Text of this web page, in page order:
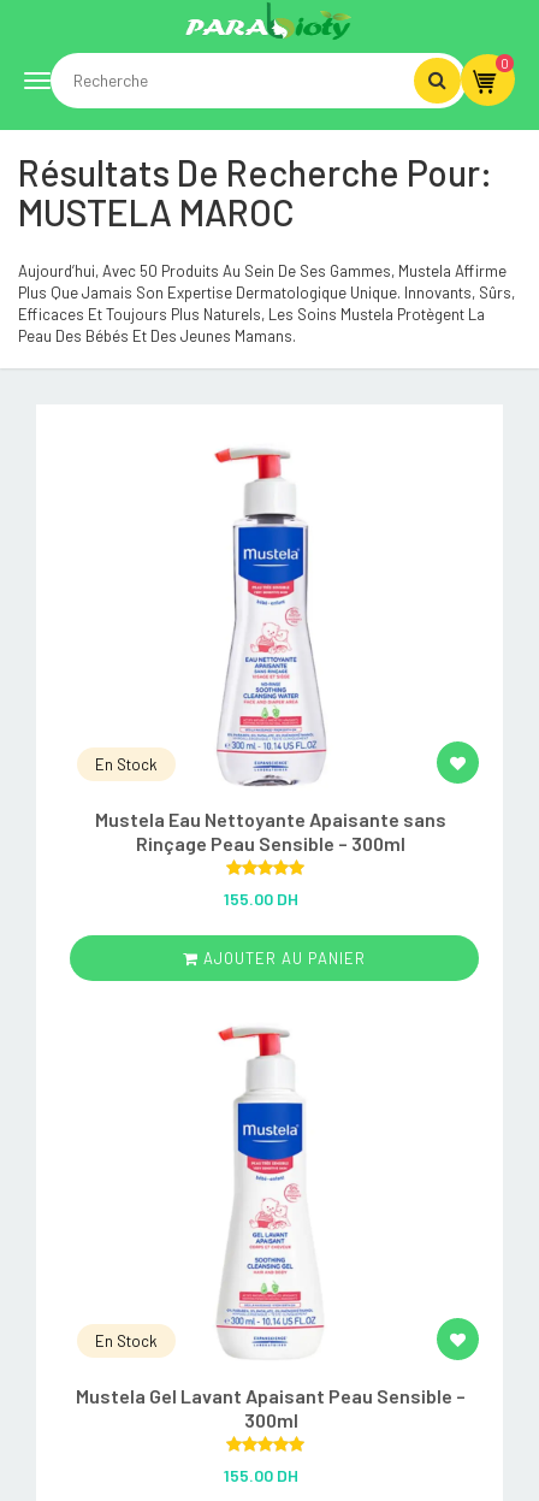
Toggle
navigation
0
Résultats De Recherche Pour:
MUSTELA MAROC
Aujourd’hui, Avec 50 Produits Au Sein De Ses Gammes, Mustela Affirme
Plus Que Jamais Son Expertise Dermatologique Unique. Innovants, Sûrs,
Efficaces Et Toujours Plus Naturels, Les Soins Mustela Protègent La
Peau Des Bébés Et Des Jeunes Mamans.
En Stock
Mustela Eau Nettoyante Apaisante sans
Rinçage Peau Sensible – 300ml
out of 5
155.00 DH
AJOUTER AU PANIER
En Stock
Mustela Gel Lavant Apaisant Peau Sensible –
300ml
out of 5
155.00 DH